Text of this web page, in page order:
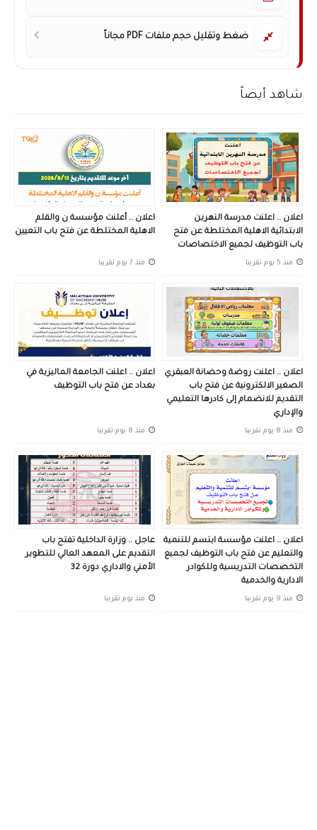
ضغط وتقليل حجم ملفات PDF مجاناً
شاهد أيضاً
اعلان .. اعلنت مدرسة النهرين
الابتدائية الاهلية المختلطة عن فتح
باب التوظيف لجميع الاختصاصات
منذ 5 يوم تقريبا
اعلان .. أعلنت مؤسسة ن والقلم
الاهلية المختلطة عن فتح باب التعيين
منذ 7 يوم تقريبا
اعلان .. اعلنت روضة وحضانة العبقري
الصغير الالكترونية عن فتح باب
التقديم للانضمام إلى كادرها التعليمي
والإداري
منذ 8 يوم تقريبا
اعلان .. اعلنت الجامعة الماليزية في
بغداد عن فتح باب التوظيف
منذ 8 يوم تقريبا
اعلان .. اعلنت مؤسسة ابتسم للتنمية
والتعليم عن فتح باب التوظيف لجميع
التخصصات التدريسية وللكوادر
الادارية والخدمية
منذ 9 يوم تقريبا
عاجل .. وزارة الداخلية تفتح باب
التقديم على المعهد العالي للتطوير
الأمني والاداري دورة 32
منذ يوم تقريبا